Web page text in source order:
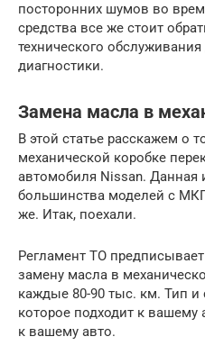
посторонних шумов во
средства все же стоит
технического
диагностики.
Замена масла в
В этой статье расскажем о
механической коробке
автомобиля Nissan. Данная
большинства моделей с
же. Итак, поехали.
Регламент ТО
замену масла в
каждые 80-90 тыс. км. Тип
которое подходит к вашему
к вашему авто.